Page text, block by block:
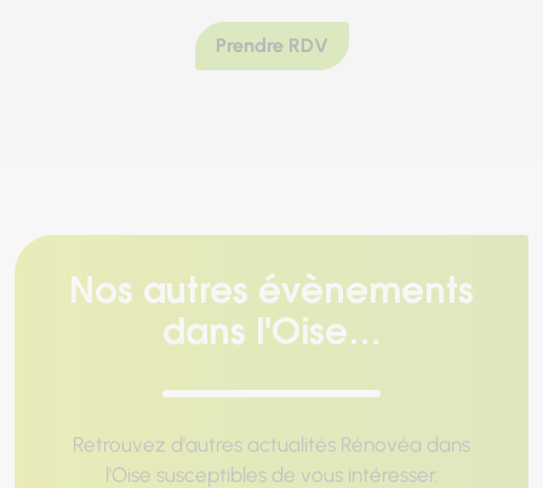
Prendre RDV
Nos autres évènements
dans l'Oise…
Retrouvez d'autres actualités Rénovéa dans
l'Oise susceptibles de vous intéresser.